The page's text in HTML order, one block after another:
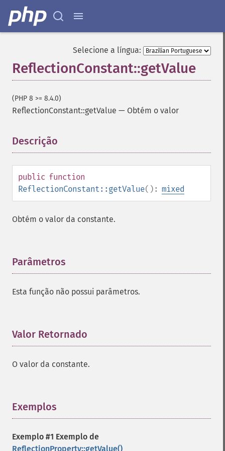
Selecione a língua:
ReflectionConstant::getValue
(PHP 8 >= 8.4.0)
ReflectionConstant::getValue — Obtém o valor
Descrição
public function
ReflectionConstant::getValue(): mixed
Obtém o valor da constante.
Parâmetros
Esta função não possui parâmetros.
Valor Retornado
O valor da constante.
Exemplos
Exemplo #1 Exemplo de
ReflectionProperty::getValue()